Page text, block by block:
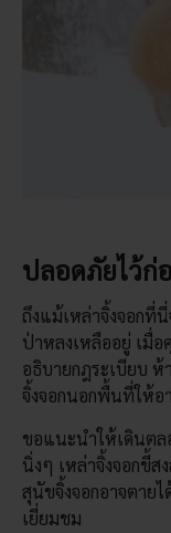
ปลอดภัยไว้ก่
ถึงแม้เหล่าจิ้งจอกที่
ป่าหลงเหลืออยู่ เมื่
อธิบายกฎระเบียบ
จิ้งจอกนอกพื้นที่ให้อ
ขอแนะนำให้เดินต
นิ่งๆ เหล่าจิ้งจอกขี้ส
สุนัขจิ้งจอกอาจตาย
เยี่ยมชม